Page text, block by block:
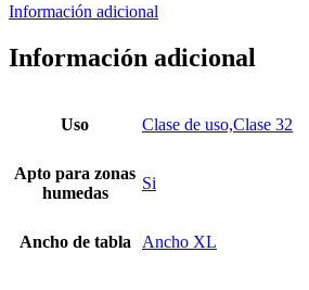
Información adicional
Información adicional
Uso Clase de uso,Clase 32
Apto para zonas
humedas
Si
Ancho de tabla Ancho XL